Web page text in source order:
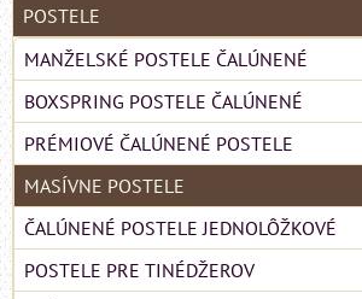
POSTELE
MANŽELSKÉ POSTELE ČALÚNENÉ
BOXSPRING POSTELE ČALÚNENÉ
PRÉMIOVÉ ČALÚNENÉ POSTELE
MASÍVNE POSTELE
ČALÚNENÉ POSTELE JEDNOLÔŽKOVÉ
POSTELE PRE TINÉDŽEROV